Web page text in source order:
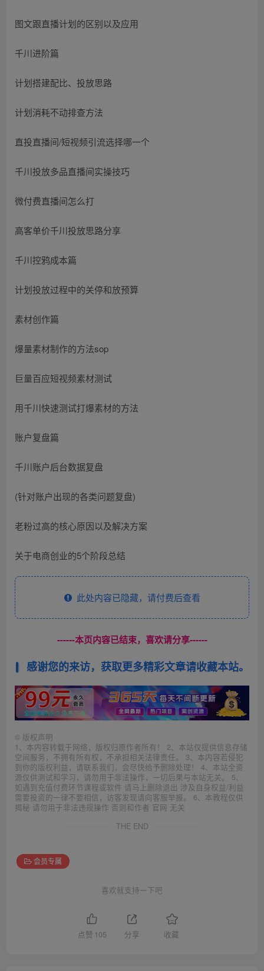
图文跟直播计划的区别以及应用
千川进阶篇
计划搭建配比、投放思路
计划消耗不动排查方法
直投直播间/短视频引流选择哪一个
千川投放多品直播间实操技巧
微付费直播间怎么打
高客单价千川投放思路分享
千川控鸦成本篇
计划投放过程中的关停和放预算
素材创作篇
爆量素材制作的方法sop
巨量百应短视频素材测试
用千川快速测试打爆素材的方法
账户复盘篇
千川账户后台数据复盘
(针对账户出现的各类问题复盘)
老粉过高的核心原因以及解决方案
关于电商创业的5个阶段总结
此处内容已隐藏，请付费后查看
------本页内容已结束，喜欢请分享------
感谢您的来访，获取更多精彩文章请收藏本站。
© 版权声明
1、本内容转载于网络，版权归原作者所有！ 2、本站仅提供信息存储
空间服务，不拥有所有权，不承担相关法律责任。 3、本内容若侵犯
到你的版权利益，请联系我们，会尽快给予删除处理！ 4、本站全资
源仅供测试和学习，请勿用于非法操作，一切后果与本站无关。 5、
如遇到充值付费环节课程或软件 请马上删除退出 涉及自身权益/利益
需要投资的一律不要相信，访客发现请向客服举报。 6、本教程仅供
揭秘 请勿用于非法违规操作 否则和作者 官网 无关
THE END
会员专属
喜欢就支持一下吧
点赞 105 分享 收藏